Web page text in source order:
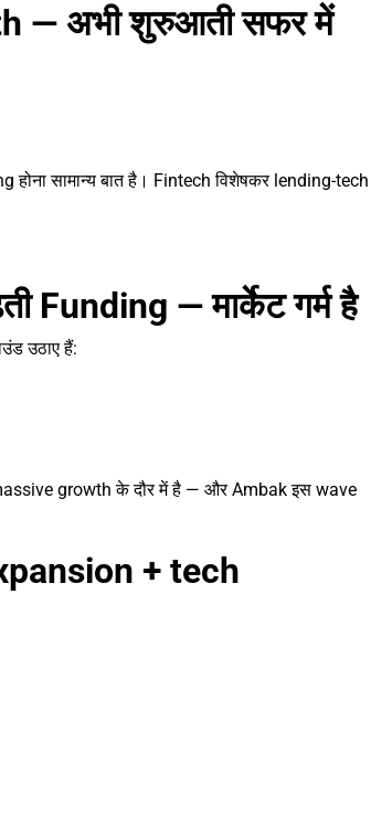
— अभी शुरुआती सफर में
सामान्य बात है। Fintech विशेषकर lending-tech
Funding — मार्केट गर्म है
उठाए हैं:
growth के दौर में है — और Ambak इस wave
+ tech